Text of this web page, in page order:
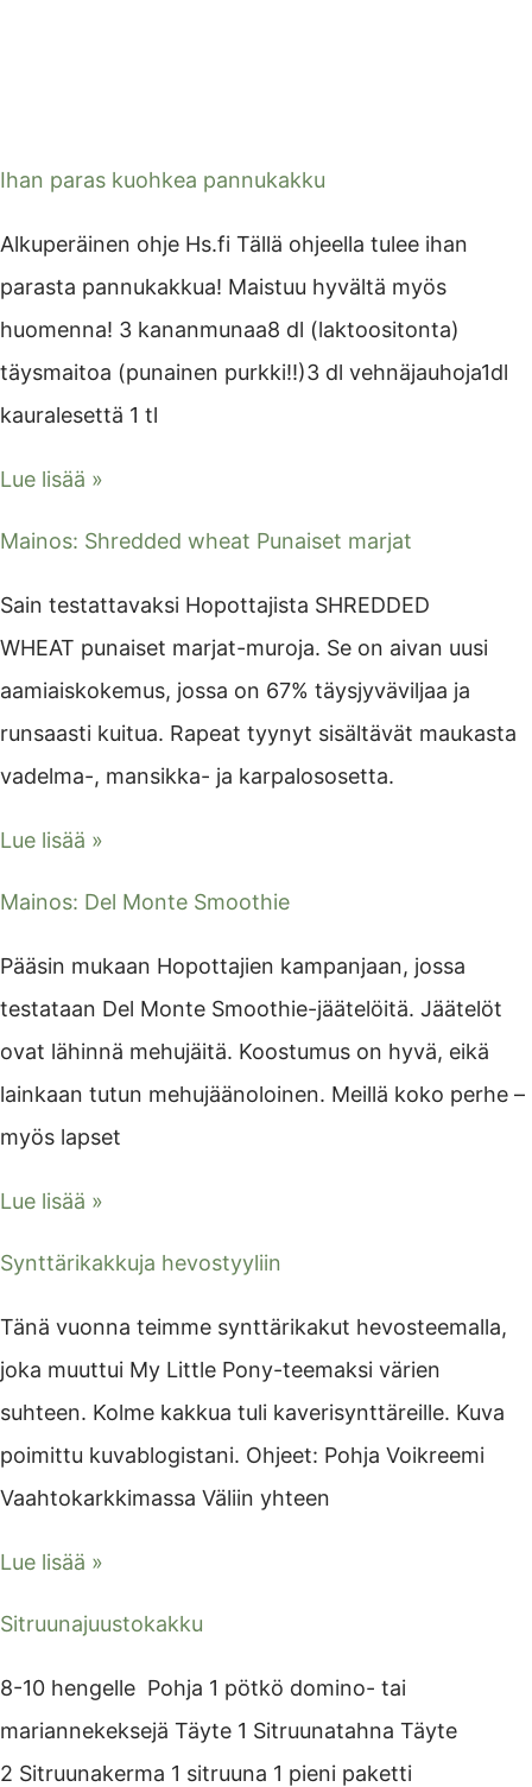
Ihan paras kuohkea pannukakku
Alkuperäinen ohje Hs.fi Tällä ohjeella tulee ihan
parasta pannukakkua! Maistuu hyvältä myös
huomenna! 3 kananmunaa8 dl (laktoositonta)
täysmaitoa (punainen purkki!!)3 dl vehnäjauhoja1dl
kauralesettä 1 tl
Lue lisää »
Mainos: Shredded wheat Punaiset marjat
Sain testattavaksi Hopottajista SHREDDED
WHEAT punaiset marjat-muroja. Se on aivan uusi
aamiaiskokemus, jossa on 67% täysjyväviljaa ja
runsaasti kuitua. Rapeat tyynyt sisältävät maukasta
vadelma-, mansikka- ja karpalososetta.
Lue lisää »
Mainos: Del Monte Smoothie
Pääsin mukaan Hopottajien kampanjaan, jossa
testataan Del Monte Smoothie-jäätelöitä. Jäätelöt
ovat lähinnä mehujäitä. Koostumus on hyvä, eikä
lainkaan tutun mehujäänoloinen. Meillä koko perhe –
myös lapset
Lue lisää »
Synttärikakkuja hevostyyliin
Tänä vuonna teimme synttärikakut hevosteemalla,
joka muuttui My Little Pony-teemaksi värien
suhteen. Kolme kakkua tuli kaverisynttäreille. Kuva
poimittu kuvablogistani. Ohjeet: Pohja Voikreemi
Vaahtokarkkimassa Väliin yhteen
Lue lisää »
Sitruunajuustokakku
8-10 hengelle Pohja 1 pötkö domino- tai
mariannekeksejä Täyte 1 Sitruunatahna Täyte
2 Sitruunakerma 1 sitruuna 1 pieni paketti